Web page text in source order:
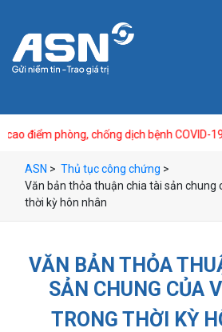
chống dịch bệnh COVID-19
ASN > Thủ tục công chứng >
Văn bản thỏa thuận chia tài sản chung
thời kỳ hôn nhân
VĂN BẢN THỎA
SẢN CHUNG CỦA
TRONG THỜI KỲ